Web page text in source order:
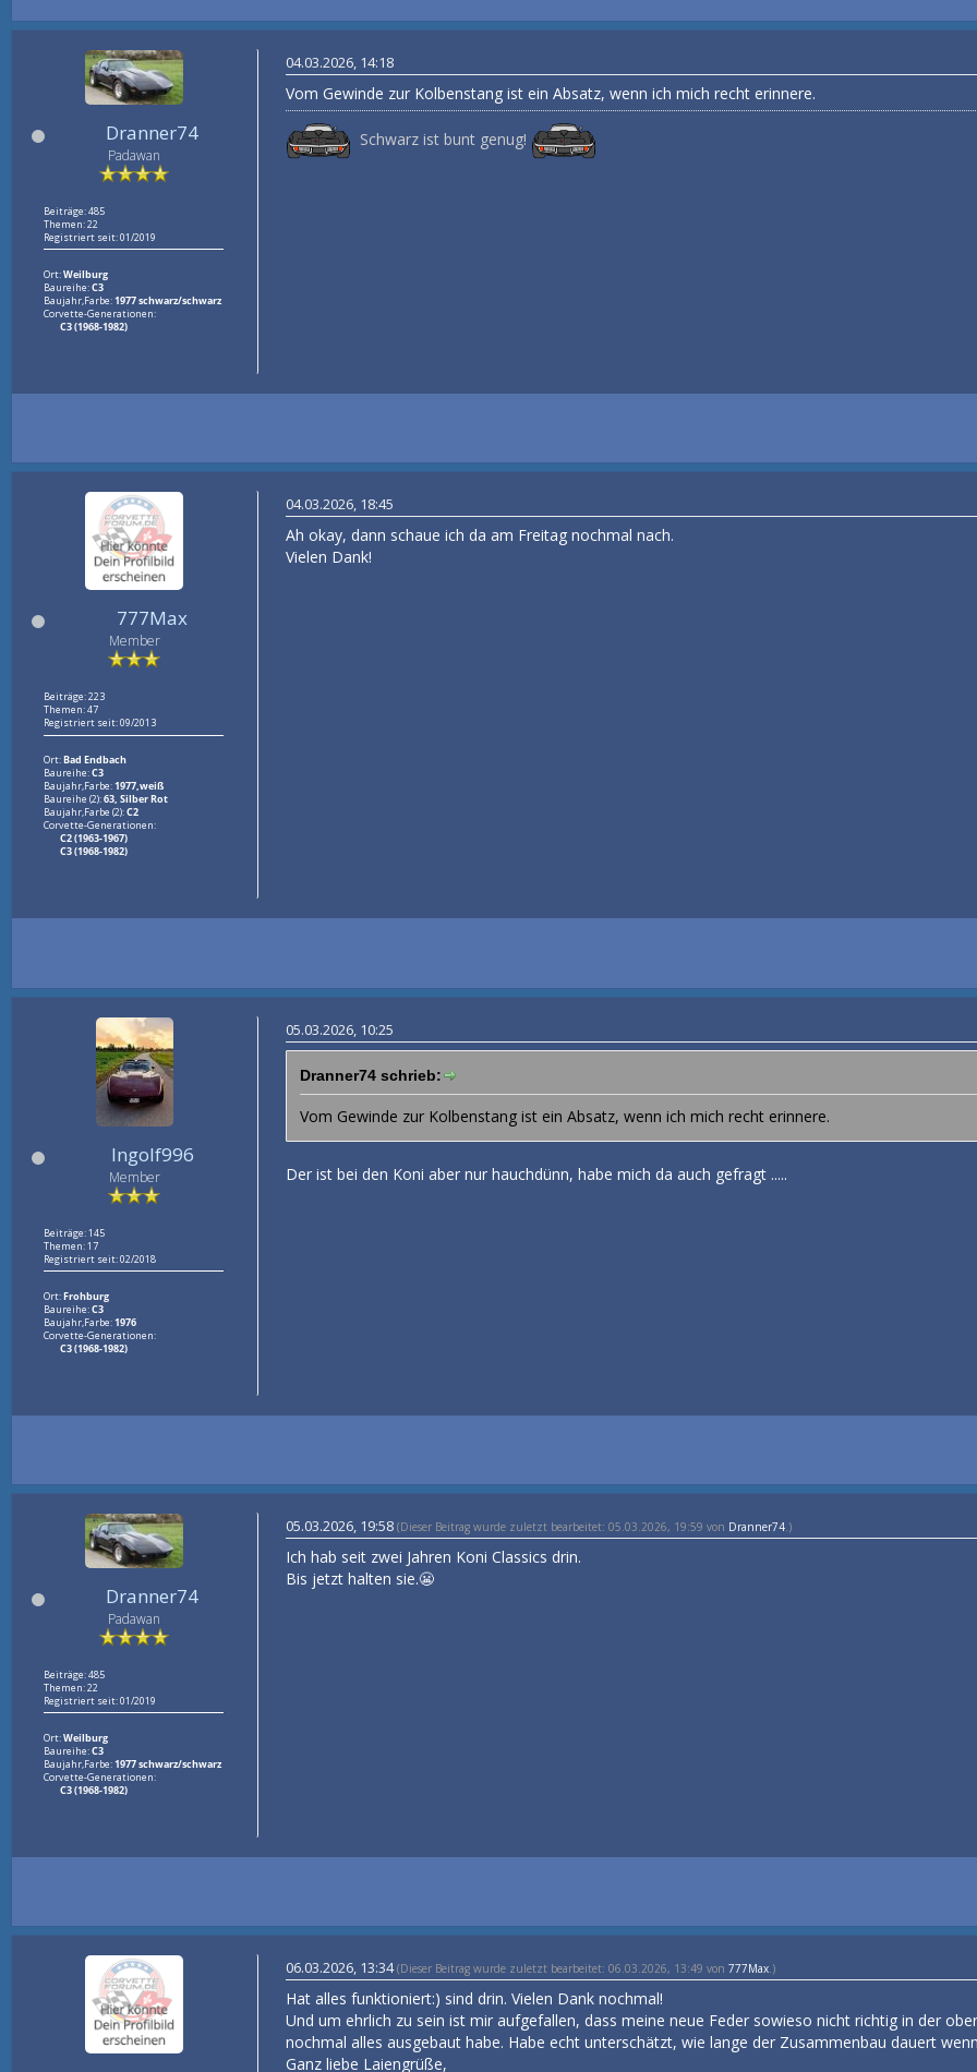
Dranner74
Padawan
Beiträge: 485
Themen: 22
Registriert seit: 01/2019
Ort:Weilburg
Baureihe:C3
Baujahr,Farbe:1977 schwarz/schwarz
Corvette-Generationen:
C3 (1968-1982)
04.03.2026, 14:18
Vom Gewinde zur Kolbenstang ist ein Absatz, wenn ich mich recht erinnere.
Schwarz ist bunt genug!
777Max
Member
Beiträge: 223
Themen: 47
Registriert seit: 09/2013
Ort:Bad Endbach
Baureihe:C3
Baujahr,Farbe:1977,weiß
Baureihe (2):63, Silber Rot
Baujahr,Farbe (2):C2
Corvette-Generationen:
C2 (1963-1967)
C3 (1968-1982)
04.03.2026, 18:45
Ah okay, dann schaue ich da am Freitag nochmal nach.
Vielen Dank!
Ingolf996
Member
Beiträge: 145
Themen: 17
Registriert seit: 02/2018
Ort:Frohburg
Baureihe:C3
Baujahr,Farbe:1976
Corvette-Generationen:
C3 (1968-1982)
05.03.2026, 10:25
Dranner74 schrieb:
Vom Gewinde zur Kolbenstang ist ein Absatz, wenn ich mich recht erinnere.
Der ist bei den Koni aber nur hauchdünn, habe mich da auch gefragt .....
Dranner74
Padawan
Beiträge: 485
Themen: 22
Registriert seit: 01/2019
Ort:Weilburg
Baureihe:C3
Baujahr,Farbe:1977 schwarz/schwarz
Corvette-Generationen:
C3 (1968-1982)
05.03.2026, 19:58 (Dieser Beitrag wurde zuletzt bearbeitet: 05.03.2026, 19:59 von Dranner74.)
Ich hab seit zwei Jahren Koni Classics drin.
Bis jetzt halten sie.😬
06.03.2026, 13:34(Dieser Beitrag wurde zuletzt bearbeitet: 06.03.2026, 13:49 von 777Max.)
Hat alles funktioniert:) sind drin. Vielen Dank nochmal!
Und um ehrlich zu sein ist mir aufgefallen, dass meine neue Feder sowieso nicht richtig in der
nochmal alles ausgebaut habe. Habe echt unterschätzt, wie lange der Zusammenbau dauert
Ganz liebe Laiengrüße,